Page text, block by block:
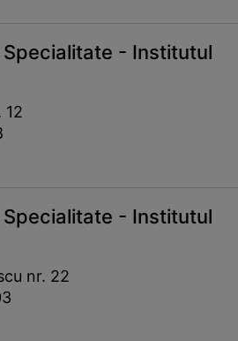
- Institutul
12
- Institutul
nr. 22